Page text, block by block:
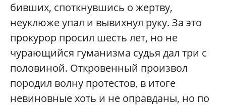
бивших, споткнувшись о жертву,
неуклюже упал и вывихнул руку. За это
прокурор просил шесть лет, но не
чурающийся гуманизма судья дал три с
половиной. Откровенный произвол
породил волну протестов, в итоге
невиновные хоть и не оправданы, но по